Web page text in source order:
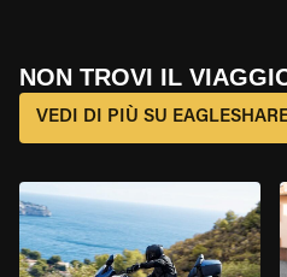
NON TROVI IL
VEDI DI PIÙ SU